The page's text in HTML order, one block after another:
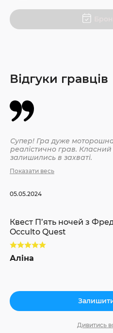
Відгуки гравців
Супер! Гра дуже
реалістично грав. Класний
залишились в захваті.
Показати весь
05.05.2024
Квест П’ять ночей з
Occulto Quest
Аліна
Дивитись